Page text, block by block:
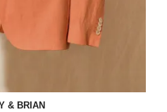
& BRIAN